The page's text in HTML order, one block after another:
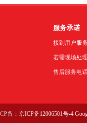
服务承诺
接到用户服
若需现场处
售后服务电
备： 京ICP备12006501号-4